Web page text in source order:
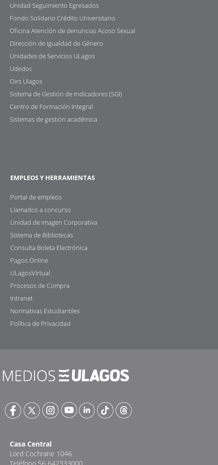
Unidad Seguimiento Egresados
Fondo Solidario Crédito Universitario
Oficina Atención de denuncias Acoso Sexual
Dirección de Igualdad de Género
Unidades de Servicios ULagos
Udedoc
Oirs Ulagos
Sistema de Gestión de Indicadores (SGI)
Centro de Formación Integral
Sistemas de gestión académica
EMPLEOS Y HERRAMIENTAS
Portal de empleos
Llamados a concurso
Unidad de Imagen Corporativa
Sistema de Bibliotecas
Consulta Boleta Electrónica
Pagos Online
ULagosVirtual
Procesos de Compra
Intranet
Normativas Estudiantiles
Política de Privacidad
Casa Central
Lord Cochrane 1046